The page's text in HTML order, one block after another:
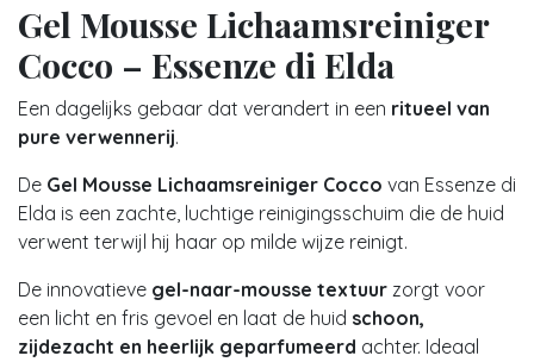
Gel Mousse Lichaamsreiniger
Cocco – Essenze di Elda
Een dagelijks gebaar dat verandert in een ritueel van
pure verwennerij.
De Gel Mousse Lichaamsreiniger Cocco van Essenze di
Elda is een zachte, luchtige reinigingsschuim die de huid
verwent terwijl hij haar op milde wijze reinigt.
De innovatieve gel-naar-mousse textuur zorgt voor
een licht en fris gevoel en laat de huid schoon,
zijdezacht en heerlijk geparfumeerd achter. Ideaal